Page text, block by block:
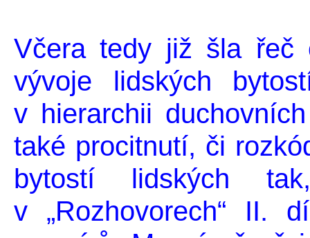
Včera tedy již šla
vývoje lidských
v hierarchii
také procitnutí, či
bytostí lidských
v „Rozhovorech“ II.